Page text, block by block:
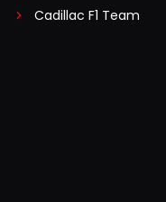
Cadillac F1 Team